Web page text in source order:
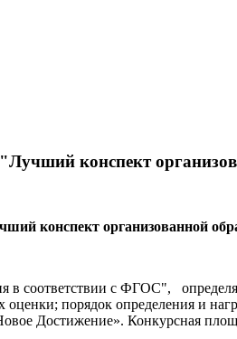
конспект
конспект организованной
в соответствии с ФГОС",
порядок определения и
Достижение». Конкурсная